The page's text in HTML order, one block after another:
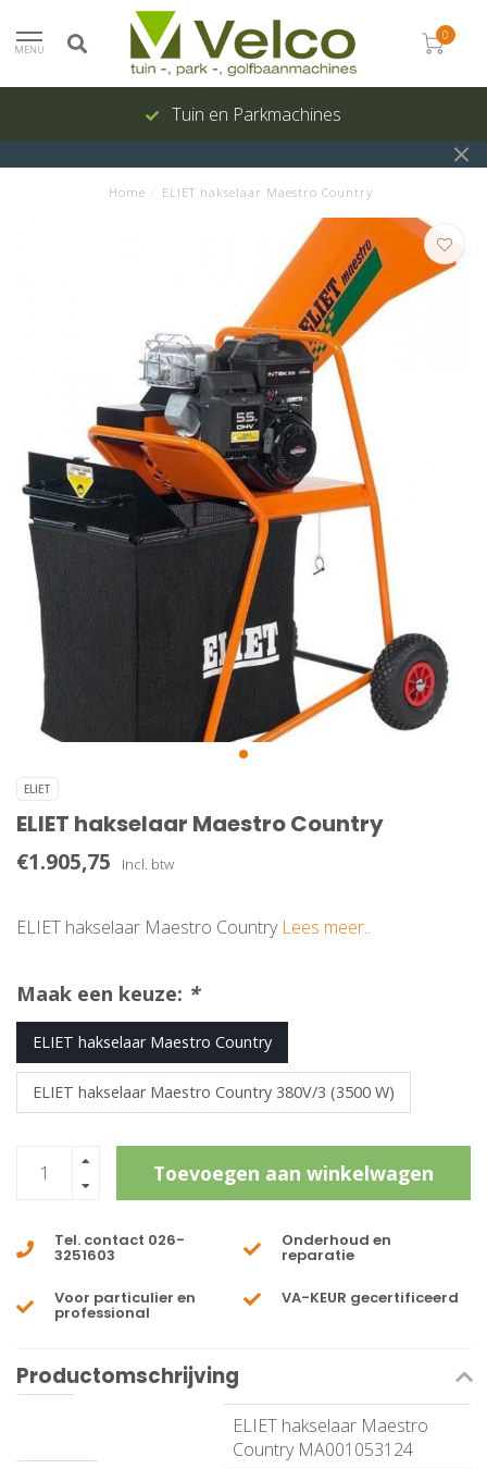
MENU
0
Tuin en Parkmachines
Home ELIET hakselaar Maestro Country
ELIET
ELIET hakselaar Maestro Country
€1.905,75 Incl. btw
ELIET hakselaar Maestro Country Lees meer..
Maak een keuze: *
ELIET hakselaar Maestro Country
ELIET hakselaar Maestro Country 380V/3 (3500 W)
Toevoegen aan winkelwagen
Tel. contact 026-
3251603
Onderhoud en
reparatie
Voor particulier en
professional
VA-KEUR gecertificeerd
Productomschrijving
ELIET hakselaar Maestro
Country MA001053124